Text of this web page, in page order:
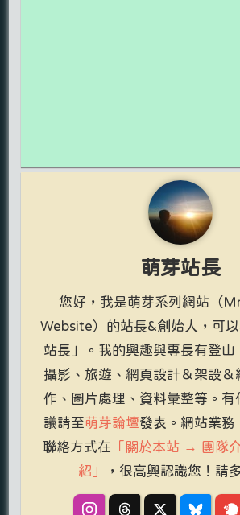
萌芽站長
您好，我是萌芽系列網站（
Website）的站長&創始人，可
站長」。我的興趣與專長有登山
攝影、旅遊、網頁設計＆架設＆
作、圖片處理、資料彙整等。有
議請至萌芽論壇發表。網站業務
聯絡方式在 「關於本站 → 團隊
紹」
，很高興認識您！請